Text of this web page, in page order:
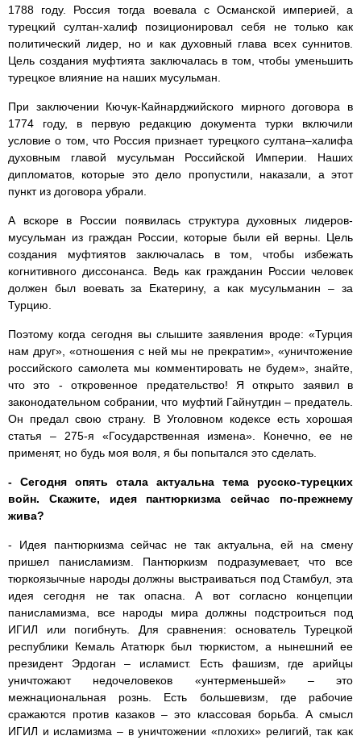
1788 году. Россия тогда воевала с Османской империей, а
турецкий султан-халиф позиционировал себя не только как
политический лидер, но и как духовный глава всех суннитов.
Цель создания муфтията заключалась в том, чтобы уменьшить
турецкое влияние на наших мусульман.
При заключении Кючук-Кайнарджийского мирного договора в
1774 году, в первую редакцию документа турки включили
условие о том, что Россия признает турецкого султана–халифа
духовным главой мусульман Российской Империи. Наших
дипломатов, которые это дело пропустили, наказали, а этот
пункт из договора убрали.
А вскоре в России появилась структура духовных лидеров-
мусульман из граждан России, которые были ей верны. Цель
создания муфтиятов заключалась в том, чтобы избежать
когнитивного диссонанса. Ведь как гражданин России человек
должен был воевать за Екатерину, а как мусульманин – за
Турцию.
Поэтому когда сегодня вы слышите заявления вроде: «Турция
нам друг», «отношения с ней мы не прекратим», «уничтожение
российского самолета мы комментировать не будем», знайте,
что это - откровенное предательство! Я открыто заявил в
законодательном собрании, что муфтий Гайнутдин – предатель.
Он предал свою страну. В Уголовном кодексе есть хорошая
статья – 275-я «Государственная измена». Конечно, ее не
применят, но будь моя воля, я бы попытался это сделать.
- Сегодня опять стала актуальна тема русско-турецких
войн. Скажите, идея пантюркизма сейчас по-прежнему
жива?
- Идея пантюркизма сейчас не так актуальна, ей на смену
пришел панисламизм. Пантюркизм подразумевает, что все
тюркоязычные народы должны выстраиваться под Стамбул, эта
идея сегодня не так опасна. А вот согласно концепции
панисламизма, все народы мира должны подстроиться под
ИГИЛ или погибнуть. Для сравнения: основатель Турецкой
республики Кемаль Ататюрк был тюркистом, а нынешний ее
президент Эрдоган – исламист. Есть фашизм, где арийцы
уничтожают недочеловеков «унтерменьшей» – это
межнациональная рознь. Есть большевизм, где рабочие
сражаются против казаков – это классовая борьба. А смысл
ИГИЛ и исламизма – в уничтожении «плохих» религий, так как